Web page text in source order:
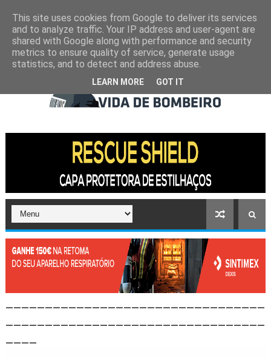
This site uses cookies from Google to deliver its services
and to analyze traffic. Your IP address and user-agent are
shared with Google along with performance and security
metrics to ensure quality of service, generate usage
statistics, and to detect and address abuse.
LEARN MORE GOT IT